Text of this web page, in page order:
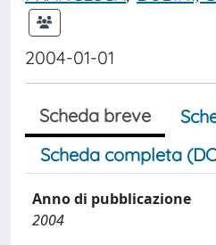
2004-01-01
Scheda breve
Scheda completa
Anno di pubblicazione
2004